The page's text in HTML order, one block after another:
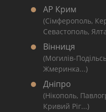
АР Крим
(Сімферополь,
Севастополь,
Вінниця
(Могилів-
Жмеринка...)
Дніпро
(Нікополь,
Кривий Ріг...)